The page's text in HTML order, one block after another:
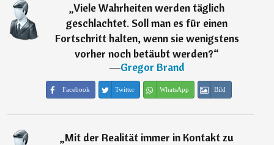
„Viele Wahrheiten werden täglich
geschlachtet. Soll man es für einen
Fortschritt halten, wenn sie wenigstens
vorher noch betäubt werden?“
―Gregor Brand
Facebook Twitter WhatsApp Bild
„Mit der Realität immer in Kontakt zu